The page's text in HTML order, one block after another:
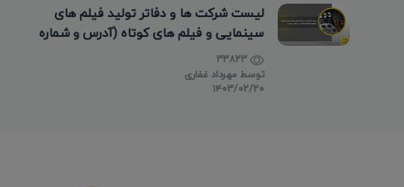
لیست شرکت ها و دفاتر تولید فیلم های
سینمایی و فیلم های کوتاه (آدرس و شماره
تماس)
توسط مهرداد غفاری
۱۴۰۳/۰۲/۲۰